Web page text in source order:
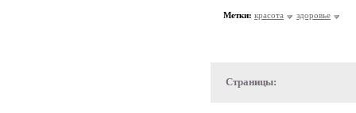
Метки: красота здоровье
Страницы: